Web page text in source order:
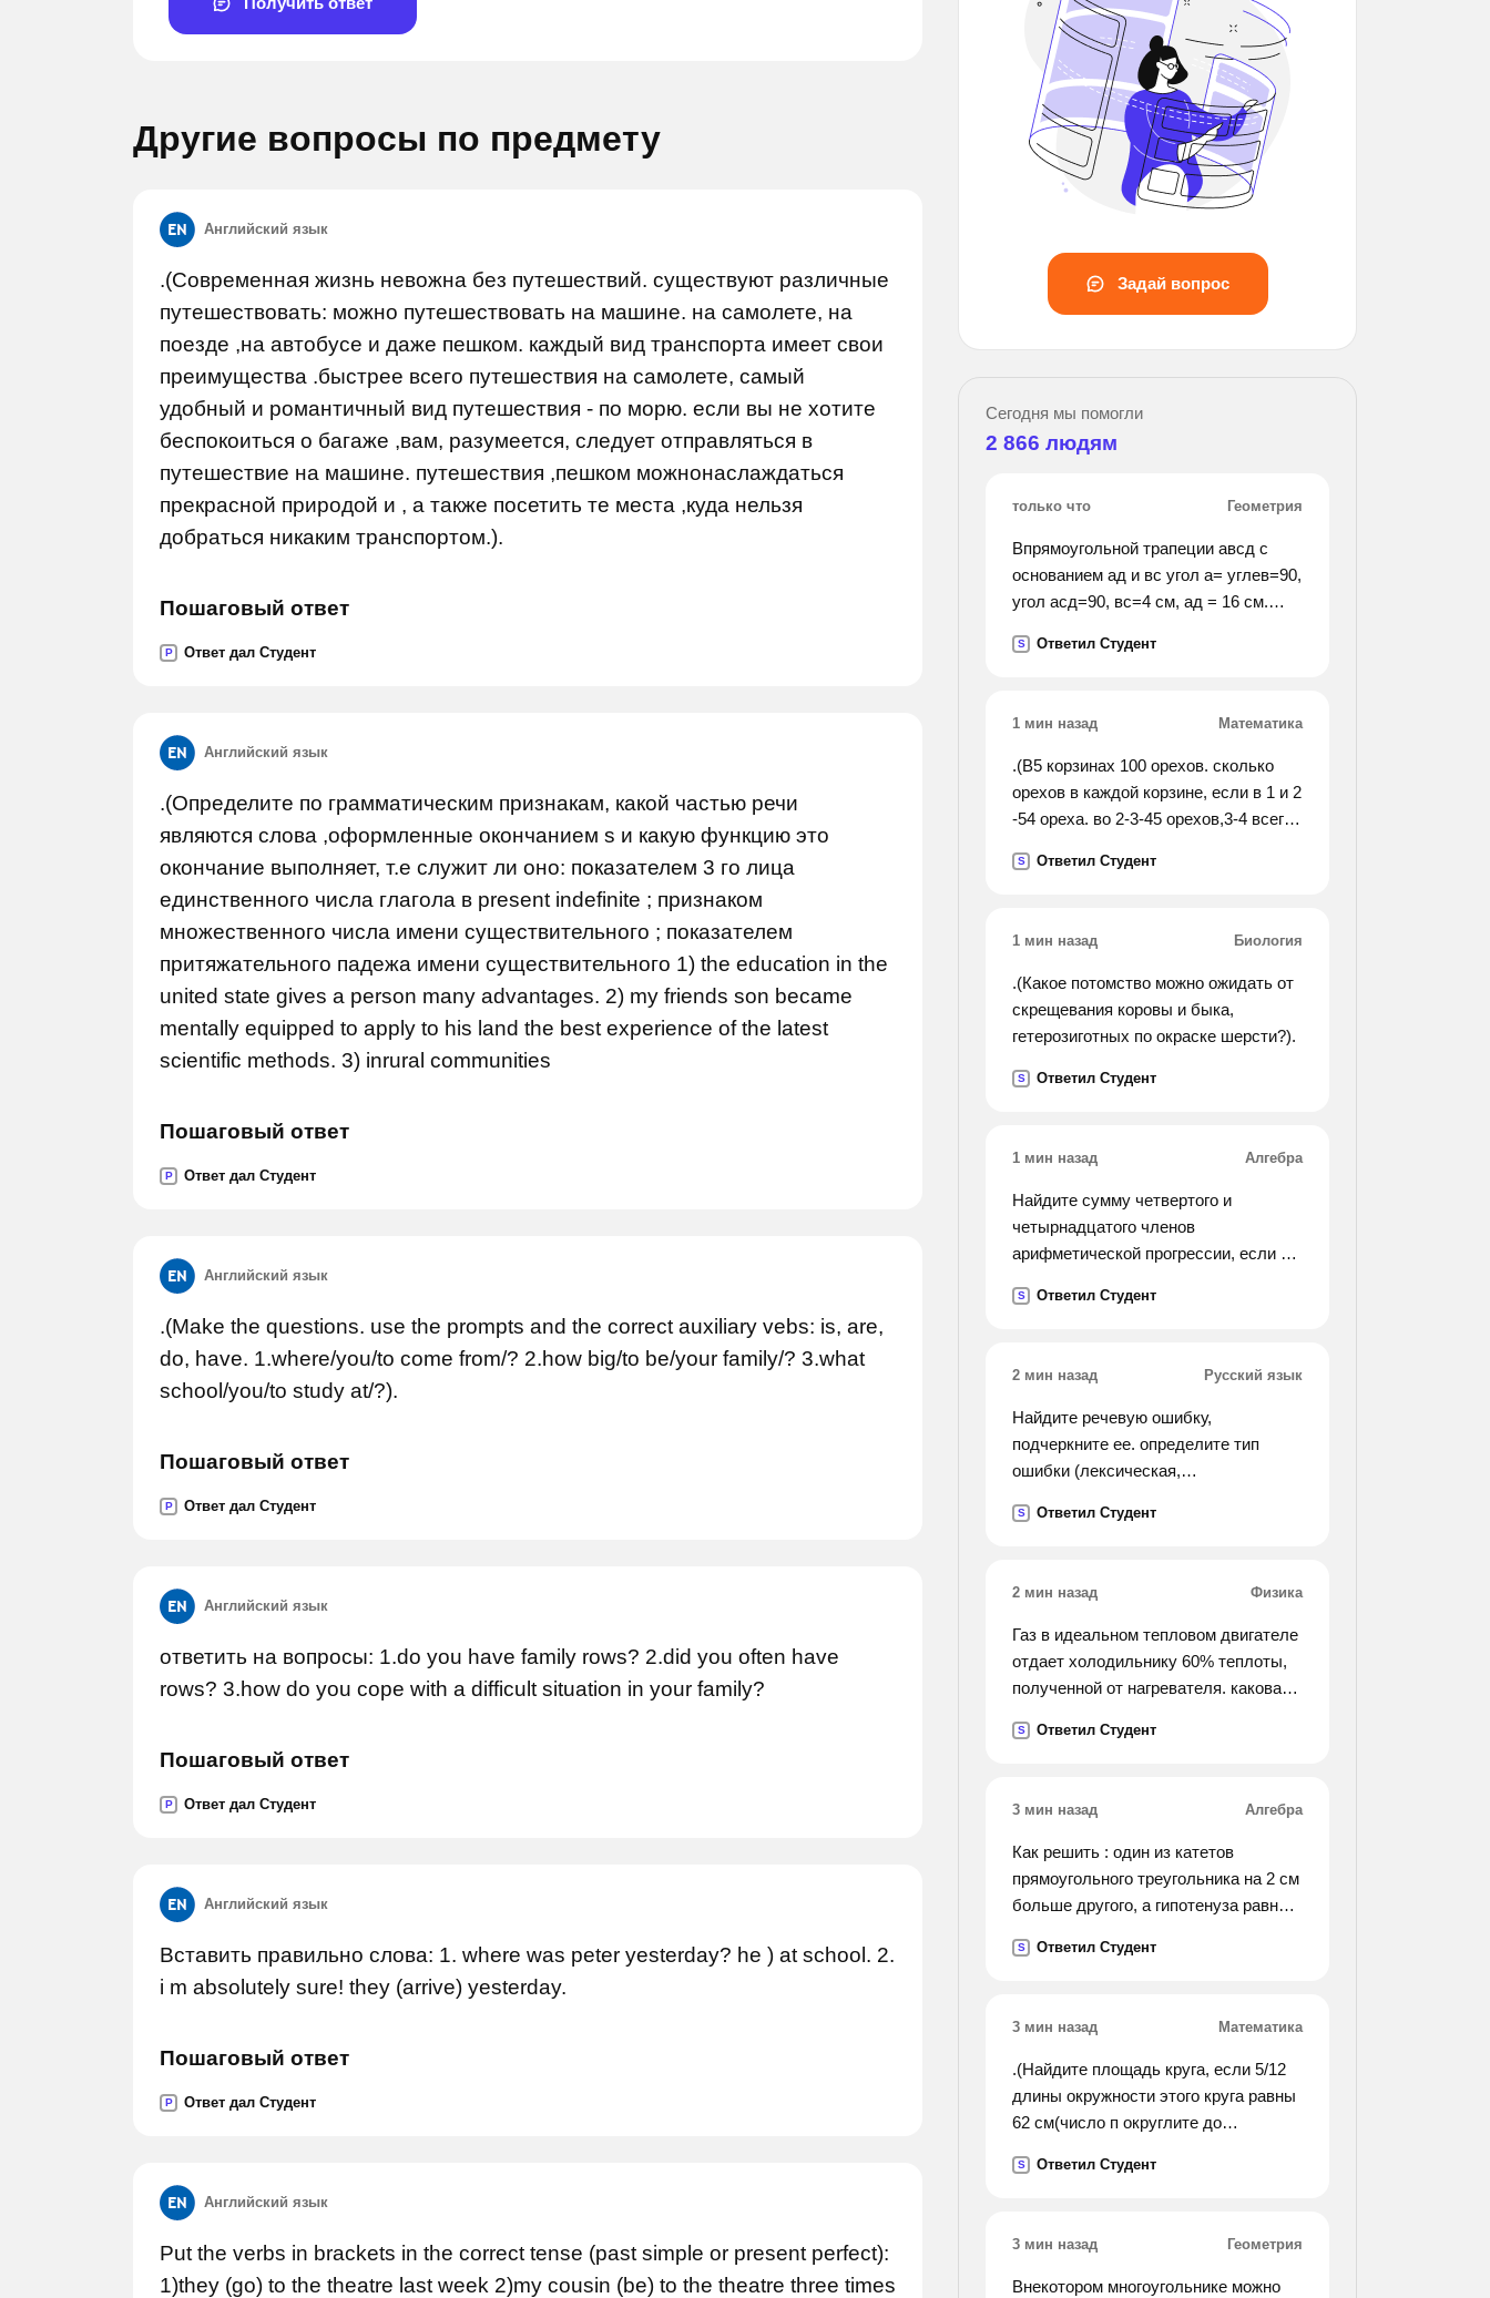
Другие вопросы по предмету
Английский язык
.(Современная жизнь невожна без путешествий. существуют различные
путешествовать: можно путешествовать на машине. на самолете, на
поезде ,на автобусе и даже пешком. каждый вид транспорта имеет свои
преимущества .быстрее всего путешествия на самолете, самый
удобный и романтичный вид путешествия - по морю. если вы не хотите
беспокоиться о багаже ,вам, разумеется, следует отправляться в
путешествие на машине. путешествия ,пешком можнонаслаждаться
прекрасной природой и , а также посетить те места ,куда нельзя
добраться никаким транспортом.).
Пошаговый ответ
P Ответ дал Студент
Английский язык
.(Определите по грамматическим признакам, какой частью речи
являются слова ,оформленные окончанием s и какую функцию это
окончание выполняет, т.е служит ли оно: показателем 3 го лица
единственного числа глагола в present indefinite ; признаком
множественного числа имени существительного ; показателем
притяжательного падежа имени существительного 1) the education in the
united state gives a person many advantages. 2) my friends son became
mentally equipped to apply to his land the best experience of the latest
scientific methods. 3) inrural communities
Пошаговый ответ
P Ответ дал Студент
Английский язык
.(Make the questions. use the prompts and the correct auxiliary vebs: is, are,
do, have. 1.where/you/to come from/? 2.how big/to be/your family/? 3.what
school/you/to study at/?).
Пошаговый ответ
P Ответ дал Студент
Английский язык
ответить на вопросы: 1.do you have family rows? 2.did you often have
rows? 3.how do you cope with a difficult situation in your family?
Пошаговый ответ
P Ответ дал Студент
Английский язык
Вставить правильно слова: 1. where was peter yesterday? he ) at school. 2.
i m absolutely sure! they (arrive) yesterday.
Пошаговый ответ
P Ответ дал Студент
Английский язык
Put the verbs in brackets in the correct tense (past simple or present perfect):
1)they (go) to the theatre last week 2)my cousin (be) to the theatre three times
Задай вопрос Задай вопрос Задай вопрос Задай вопрос
Сегодня мы помогли
2 866 людям
только что Геометрия
Впрямоугольной трапеции авсд с
основанием ад и вс угол а= углев=90,
угол асд=90, вс=4 см, ад = 16 см.
S Ответил Студент
1 мин назад Математика
.(В5 корзинах 100 орехов. сколько
орехов в каждой корзине, если в 1 и 2
-54 ореха. во 2-3-45 орехов,3-4 всего
S Ответил Студент
1 мин назад Биология
.(Какое потомство можно ожидать от
скрещевания коровы и быка,
гетерозиготных по окраске шерсти?).
S Ответил Студент
1 мин назад Алгебра
Найдите сумму четвертого и
четырнадцатого членов
арифметической прогрессии, если её
S Ответил Студент
2 мин назад Русский язык
Найдите речевую ошибку,
подчеркните ее. определите тип
ошибки (лексическая,
стилистическая). запишите
составляет 1500 килограмм.
2)докладчик остановилась на самых
основных проблемах. 3)нога
провалилась в снег почти до колена.
последний год спортсмены
на
хирургическом отделении. 6)на
конференции было подчеркнуто, что
для нормализации работы отдела
7)основание гортани образует
премиями удостоены более 100
автомашины, а также и тракторы.
10)хотя в году мы и неплохо
поработали, но однако у нас есть
возможность трудиться еще лучше.
S Ответил Студент
2 мин назад Физика
Газ в идеальном тепловом двигателе
отдает холодильнику 60% теплоты,
полученной от нагревателя. какова
температура холодильника 200к?
S Ответил Студент
3 мин назад Алгебра
Как решить : один из катетов
прямоугольного треугольника на 2 см
больше другого, а гипотенуза равна
прямоугольного треугольника
S Ответил Студент
3 мин назад Математика
.(Найдите площадь круга, если 5/12
длины окружности этого круга равны
62 см(число п округлите до
S Ответил Студент
3 мин назад Геометрия
Внекотором многоугольнике можно